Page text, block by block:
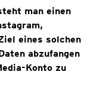
man einen
eines solchen
abzufangen
Konto zu